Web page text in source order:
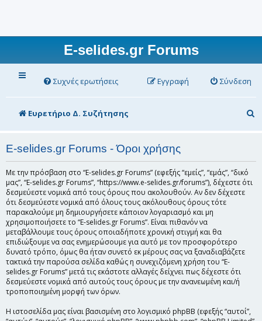
E-selides.gr Forums
Συχνές ερωτήσεις Σύνδεση
Εγγραφή
Ευρετήριο Δ. Συζήτησης
ν
ζ
E-selides.gr Forums - Όροι χρήσης
Με την πρόσβαση στο “E-selides.gr Forums” (εφεξής “εμείς”, “εμάς”, “δικό
μας”, “E-selides.gr Forums”, “https://www.e-selides.gr/forums”), δέχεστε ότι
δεσμεύεστε νομικά από τους όρους που ακολουθούν. Αν δεν δέχεστε
ότι δεσμεύεστε νομικά από όλους τους ακόλουθους όρους τότε
παρακαλούμε μη δημιουργήσετε κάποιον λογαριασμό και μη
χρησιμοποιήσετε το “E-selides.gr Forums”. Είναι πιθανόν να
μεταβάλλουμε τους όρους οποιαδήποτε χρονική στιγμή και θα
επιδιώξουμε να σας ενημερώσουμε για αυτό με τον προσφορότερο
δυνατό τρόπο, όμως θα ήταν συνετό εκ μέρους σας να ξαναδιαβάζετε
τακτικά την παρούσα σελίδα καθώς η συνεχιζόμενη χρήση του “E-
selides.gr Forums” μετά τις εκάστοτε αλλαγές δείχνει πως δέχεστε ότι
δεσμεύεστε νομικά από αυτούς τους όρους με την ανανεωμένη και/ή
τροποποιημένη μορφή των όρων.
Η ιστοσελίδα μας είναι βασισμένη στο λογισμικό phpBB (εφεξής “αυτοί”,